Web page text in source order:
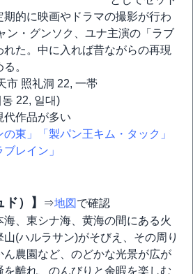
的に映画やドラマの撮影が行わ
ン・グンソク、ユナ主演の「ラブ
れた。中に入れば昔ながらの再現
。
市 照礼洞 22, 一帯
22, 일대)
作品が多い
の東」
「製パン王キム・タック」
ブレイン」
）】 ⇒地図 で確認
、東シナ海、黄海の間にある火
(ハルラサン)がそびえ、その周り
ん農園など、のどかな光景が広が
を離れ、のんびりと余暇を楽しむ